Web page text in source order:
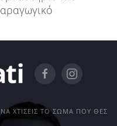
ΝΑ ΧΤΊΣΕΙΣ ΤΟ ΣΏΜΑ ΠΟΥ ΘΕΣ